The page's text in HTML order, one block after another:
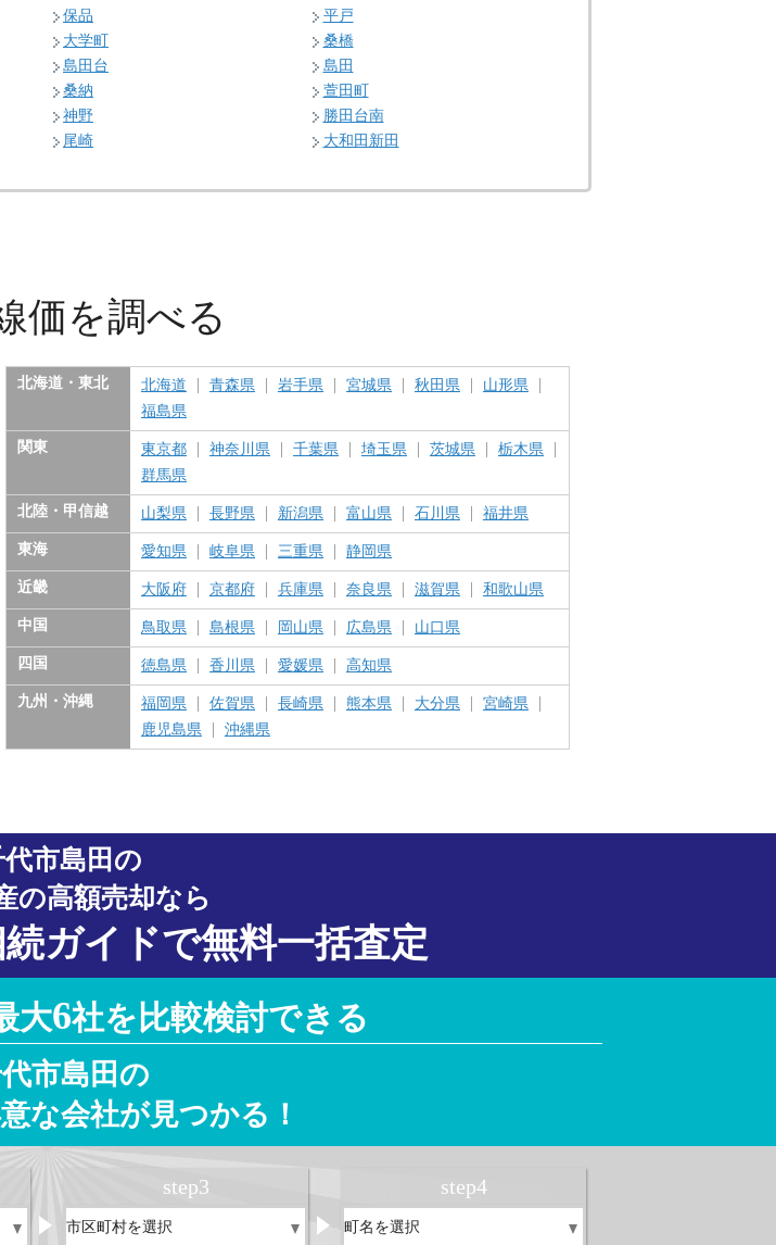
保品
平戸
大学町
桑橋
島田台
島田
桑納
萱田町
神野
勝田台南
尾崎
大和田新田
価を調べる
北海道・東北 北海道 青森県 岩手県 宮城県 秋田県
山形県
福島県
関東 東京都 神奈川県 千葉県 埼玉県 茨城県
栃木県
群馬県
北陸・甲信越 山梨県 長野県 新潟県 富山県 石川県 福井県
東海 愛知県 岐阜県 三重県 静岡県
近畿 大阪府 京都府 兵庫県 奈良県 滋賀県 和歌山県
中国 鳥取県 島根県 岡山県 広島県 山口県
四国 徳島県 香川県 愛媛県 高知県
九州・沖縄 福岡県 佐賀県 長崎県 熊本県 大分県
宮崎県
鹿児島県
沖縄県
代市島田の
の高額売却なら
ガイドで無料一括査定
大6社を比較検討できる
市島田の
な会社が見つかる！
step3 step4